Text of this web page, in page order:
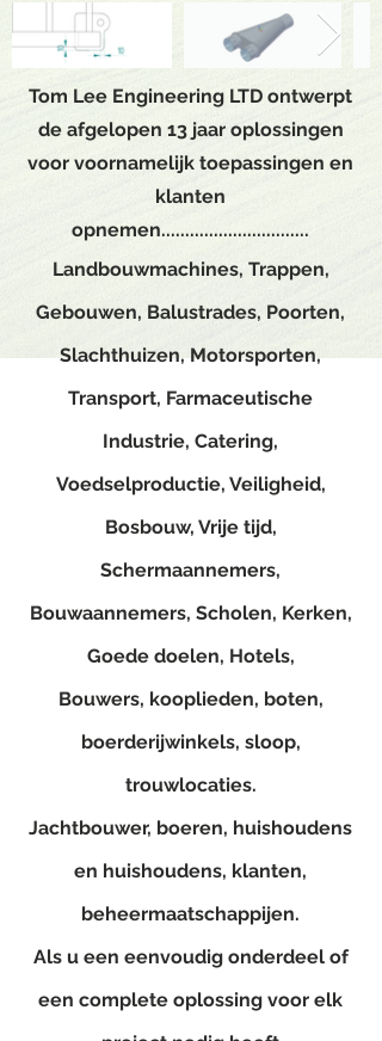
Tom Lee Engineering LTD ontwerpt
de afgelopen 13 jaar oplossingen
voor voornamelijk toepassingen en
klanten
opnemen...............................
Landbouwmachines, Trappen,
Gebouwen, Balustrades, Poorten,
Slachthuizen, Motorsporten,
Transport, Farmaceutische
Industrie, Catering,
Voedselproductie, Veiligheid,
Bosbouw, Vrije tijd,
Schermaannemers,
Bouwaannemers, Scholen, Kerken,
Goede doelen, Hotels,
Bouwers, kooplieden, boten,
boerderijwinkels, sloop,
trouwlocaties.
Jachtbouwer, boeren, huishoudens
en huishoudens, klanten,
beheermaatschappijen.
Als u een eenvoudig onderdeel of
een complete oplossing voor elk